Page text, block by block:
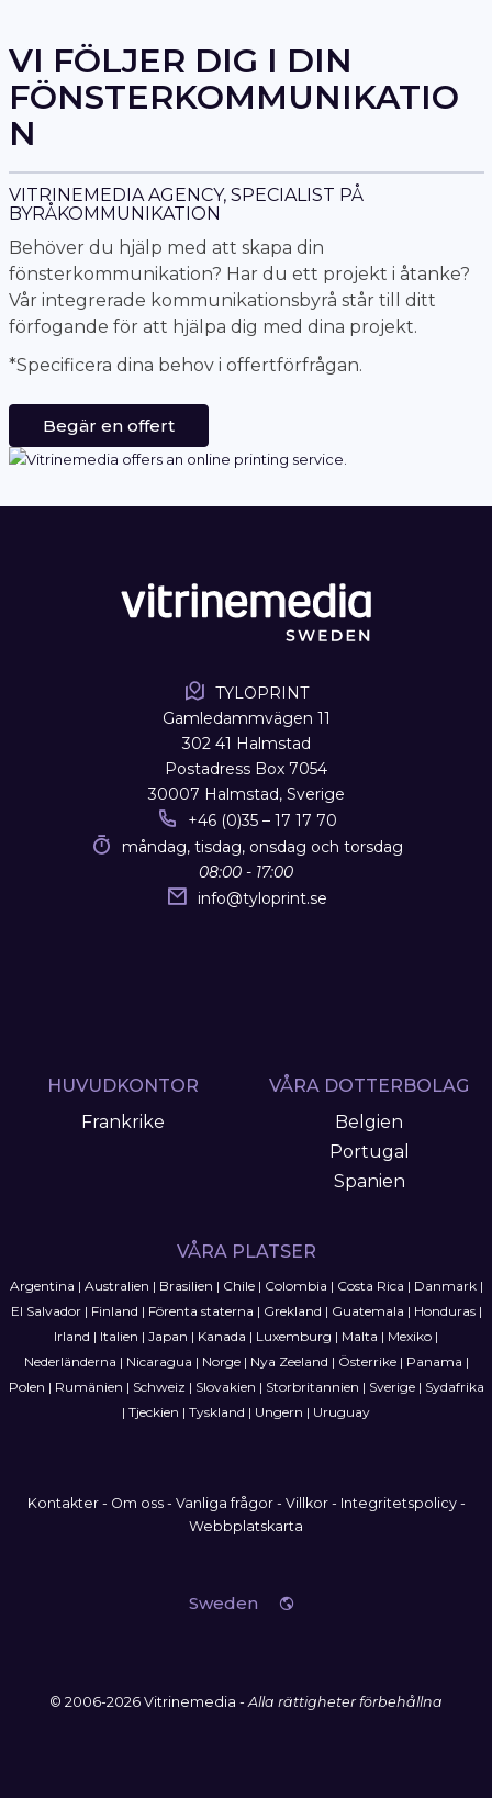
VI FÖLJER DIG I DIN
FÖNSTERKOMMUNIKATIO
N
VITRINEMEDIA AGENCY, SPECIALIST PÅ
BYRÅKOMMUNIKATION
Behöver du hjälp med att skapa din
fönsterkommunikation? Har du ett projekt i åtanke?
Vår integrerade kommunikationsbyrå står till ditt
förfogande för att hjälpa dig med dina projekt.
*Specificera dina behov i offertförfrågan.
Begär en offert
TYLOPRINT
Gamledammvägen 11
302 41 Halmstad
Postadress Box 7054
30007 Halmstad, Sverige
+46 (0)35 – 17 17 70
måndag, tisdag, onsdag och torsdag
08:00 - 17:00
info@tyloprint.se
HUVUDKONTOR
Frankrike
VÅRA DOTTERBOLAG
Belgien
Portugal
Spanien
VÅRA PLATSER
Argentina | Australien | Brasilien | Chile| Colombia | Costa Rica | Danmark|
El Salvador| Finland | Förenta staterna | Grekland | Guatemala | Honduras|
Irland | Italien | Japan | Kanada | Luxemburg | Malta | Mexiko |
Nederländerna | Nicaragua | Norge| Nya Zeeland | Österrike| Panama |
Polen | Rumänien | Schweiz | Slovakien | Storbritannien | Sverige| Sydafrika
| Tjeckien | Tyskland | Ungern | Uruguay
Kontakter- Om oss- Vanliga frågor- Villkor- Integritetspolicy-
Webbplatskarta
Sweden
© 2006-2026 Vitrinemedia -Alla rättigheter förbehållna